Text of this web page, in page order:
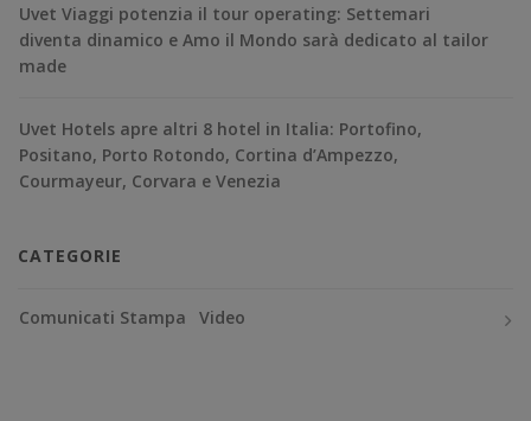
Uvet Viaggi potenzia il tour operating: Settemari
diventa dinamico e Amo il Mondo sarà dedicato al tailor
made
Uvet Hotels apre altri 8 hotel in Italia: Portofino,
Positano, Porto Rotondo, Cortina d’Ampezzo,
Courmayeur, Corvara e Venezia
CATEGORIE
Comunicati Stampa Video